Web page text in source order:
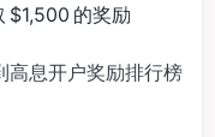
$1,500 的奖励
高息开户奖励排行榜